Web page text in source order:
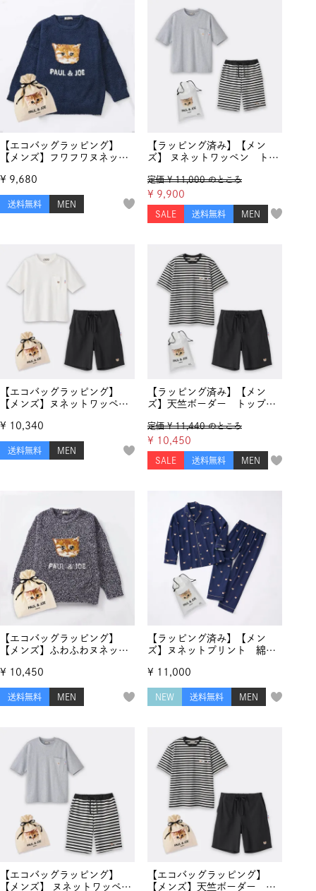
【エコバッグラッピング】
【メンズ】フワフワヌネッ
クルーネックプルオーバー
¥ 9,680
送料無料 MEN
【ラッピング済み】【メン
ズ】 ヌネットワッペン トッ
ンツ セットアップ
定価 ¥ 11,000 のところ
¥ 9,900
SALE 送料無料 MEN
【エコバッグラッピング】
【メンズ】ヌネットワッペ
ンツ
¥ 10,340
送料無料 MEN
【ラッピング済み】【メン
ズ】天竺ボーダー トップス
プ
定価 ¥ 11,440 のところ
¥ 10,450
SALE 送料無料 MEN
【エコバッグラッピング】
【メンズ】ふわふわヌネッ
ャカード プルオーバー
¥ 10,450
送料無料 MEN
【ラッピング済み】【メン
ズ】ヌネットプリント 綿レ
¥ 11,000
NEW 送料無料 MEN
【エコバッグラッピング】
【メンズ】 ヌネットワッペ
【エコバッグラッピング】
【メンズ】天竺ボーダー ト